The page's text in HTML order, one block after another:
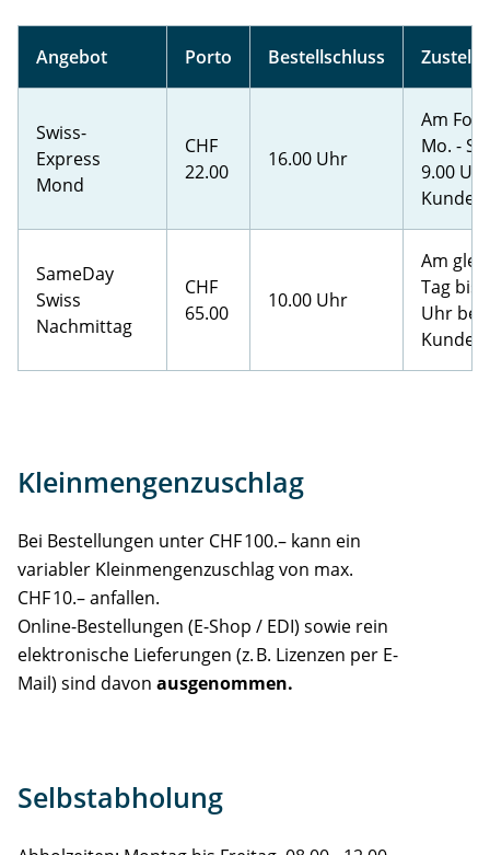
Angebot Porto Bestellschluss
Swiss-
Express
Mond
CHF
22.00
16.00 Uhr
Am
Mo. -
9.00
Kunden
SameDay
Swiss
Nachmittag
CHF
65.00
10.00 Uhr
Am
Tag bis
Uhr
Kunden
Kleinmengenzuschlag
Bei Bestellungen unter CHF 100.– kann ein
variabler Kleinmengenzuschlag von max.
CHF 10.– anfallen.
Online-Bestellungen (E-Shop / EDI) sowie rein
elektronische Lieferungen (z. B. Lizenzen per E-
Mail) sind davon ausgenommen.
Selbstabholung